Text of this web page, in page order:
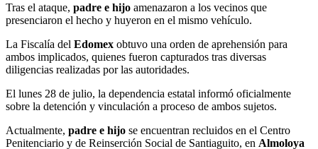
Tras el ataque, padre e hijo amenazaron a los vecinos que
presenciaron el hecho y huyeron en el mismo vehículo.
La Fiscalía del Edomex obtuvo una orden de aprehensión para
ambos implicados, quienes fueron capturados tras diversas
diligencias realizadas por las autoridades.
El lunes 28 de julio, la dependencia estatal informó oficialmente
sobre la detención y vinculación a proceso de ambos sujetos.
Actualmente, padre e hijo se encuentran recluidos en el Centro
Penitenciario y de Reinserción Social de Santiaguito, en Almoloya